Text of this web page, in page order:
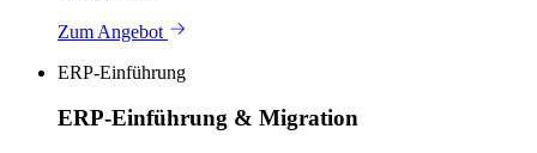
Zum Angebot
ERP-Einführung
ERP-Einführung & Migration